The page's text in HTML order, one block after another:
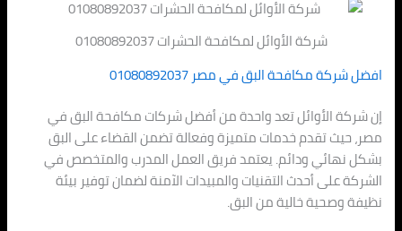
شركة الأوائل لمكافحة الحشرات 01080892037
افضل شركة مكافحة البق في مصر 01080892037
إن شركة الأوائل تعد واحدة من أفضل شركات مكافحة البق في
مصر، حيث تقدم خدمات متميزة وفعالة تضمن القضاء على البق
بشكل نهائي ودائم. يعتمد فريق العمل المدرب والمتخصص في
الشركة على أحدث التقنيات والمبيدات الآمنة لضمان توفير بيئة
نظيفة وصحية خالية من البق.